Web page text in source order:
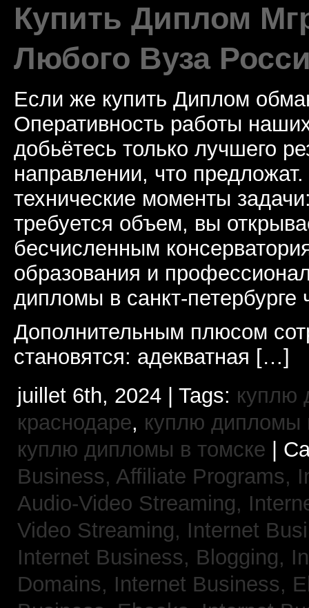
Купить Диплом
Любого Вуза
Если же купить Диплом
Оперативность работы
добьётесь только лучшего
направлении, что
технические моменты
требуется объем, вы
бесчисленным
образования и
дипломы в санкт-
Дополнительным плюсом
становятся: адекватная […]
juillet 6th, 2024 | Tags: куплю
краснодаре, куплю дипломы
куплю дипломы в томске |
Business, Affiliate Programs,
Audio-Video Streaming,
Video Streaming, Internet
Internet Business, Blogging,
Domains, Internet Business,